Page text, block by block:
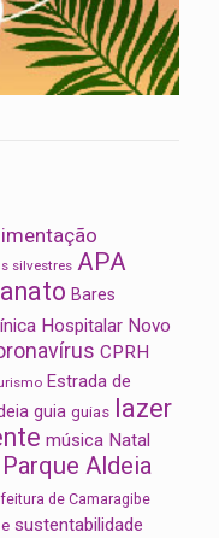
silvestres APA
Bares
Hospitalar Novo
CPRH
Estrada de
guia guias lazer
música Natal
Parque Aldeia
de Camaragibe
sustentabilidade